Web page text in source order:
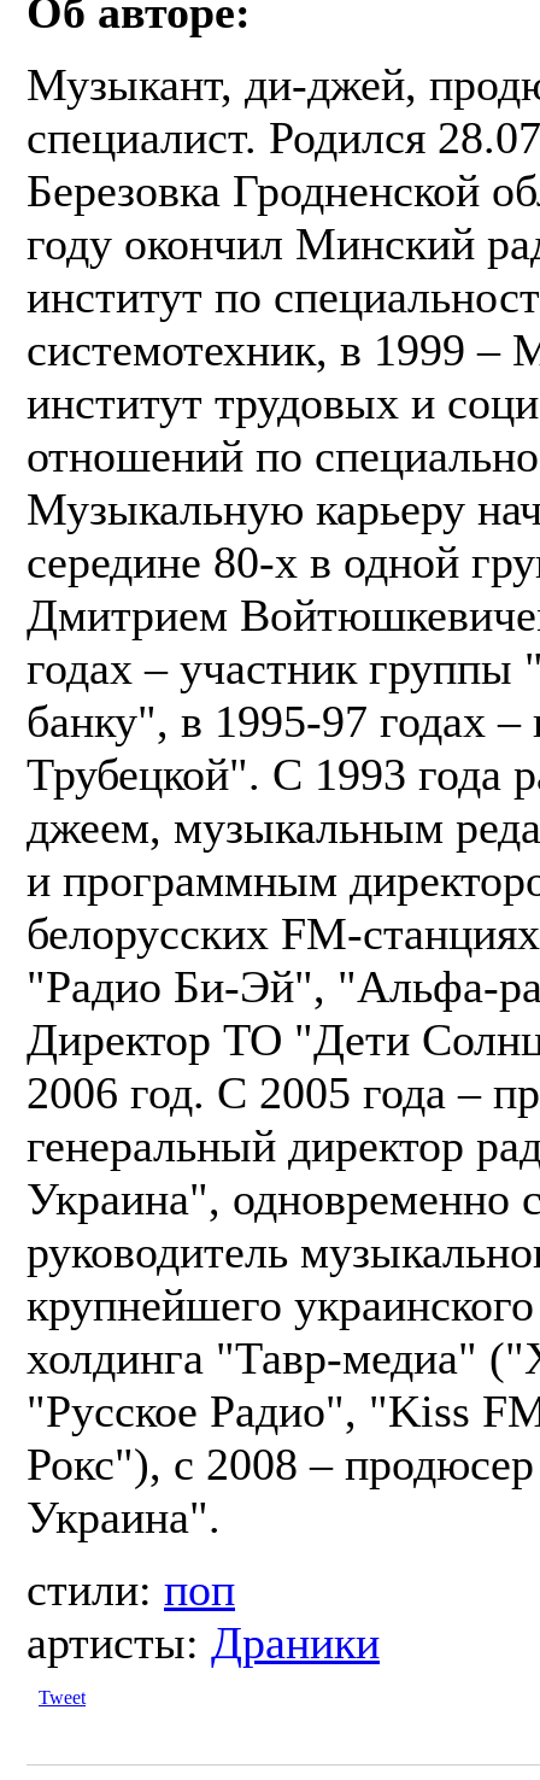
Об авторе:
Музыкант, ди-джей,
специалист. Родился
Березовка Гродненской
году окончил Минский
институт по
системотехник, в 1999 –
институт трудовых и
отношений по
Музыкальную карьеру
середине 80-х в одной
Дмитрием
годах – участник
банку", в 1995-97 годах
Трубецкой". C 1993 года
джеем, музыкальным
и программным
белорусских FM-
"Радио Би-Эй", "Альфа-
Директор ТО "Дети
2006 год. С 2005 года –
генеральный директор
Украина", одновременно
руководитель
крупнейшего
холдинга "Тавр-медиа"
"Русское Радио", "Kiss
Рокс"), c 2008 –
Украина".
стили: поп
артисты: Драники
Tweet